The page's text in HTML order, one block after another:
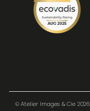
© Atelier Images & Cie 2026